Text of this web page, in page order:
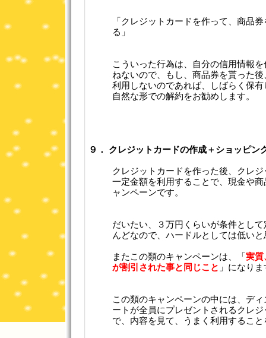
「クレジットカードを作って、商品
る」
こういった行為は、自分の信用情報
ねないので、もし、商品券を貰った
利用しないのであれば、しばらく保
自然な形での解約をお勧めします。
９． クレジットカードの作成＋ショッピン
クレジットカードを作った後、クレ
一定金額を利用することで、現金や
ャンペーンです。
だいたい、３万円くらいが条件とし
んどなので、ハードルとしては低い
またこの類のキャンペーンは、「 実質
が割引された事と同じこと 」になり
この類のキャンペーンの中には、デ
ートが全員にプレゼントされるクレ
で、内容を見て、うまく利用するこ